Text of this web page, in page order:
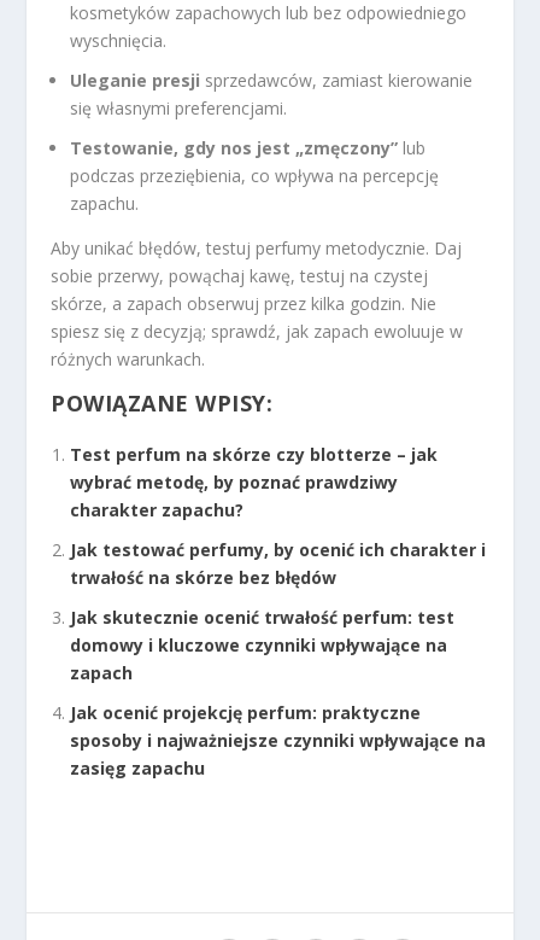
kosmetyków zapachowych lub bez odpowiedniego
wyschnięcia.
Uleganie presji sprzedawców, zamiast kierowanie
się własnymi preferencjami.
Testowanie, gdy nos jest „zmęczony” lub
podczas przeziębienia, co wpływa na percepcję
zapachu.
Aby unikać błędów, testuj perfumy metodycznie. Daj
sobie przerwy, powąchaj kawę, testuj na czystej
skórze, a zapach obserwuj przez kilka godzin. Nie
spiesz się z decyzją; sprawdź, jak zapach ewoluuje w
różnych warunkach.
POWIĄZANE WPISY:
Test perfum na skórze czy blotterze – jak
wybrać metodę, by poznać prawdziwy
charakter zapachu?
Jak testować perfumy, by ocenić ich charakter i
trwałość na skórze bez błędów
Jak skutecznie ocenić trwałość perfum: test
domowy i kluczowe czynniki wpływające na
zapach
Jak ocenić projekcję perfum: praktyczne
sposoby i najważniejsze czynniki wpływające na
zasięg zapachu